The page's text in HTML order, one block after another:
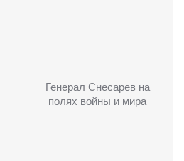
Генерал Снесарев на
полях войны и мира